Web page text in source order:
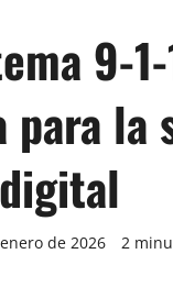
9-
la
de 2026 2